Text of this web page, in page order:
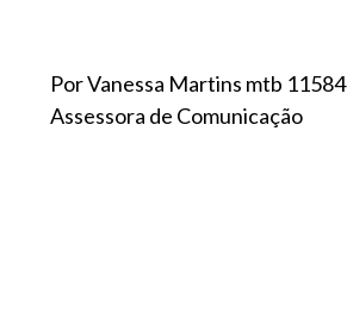
Por Vanessa Martins mtb 11584
Assessora de Comunicação